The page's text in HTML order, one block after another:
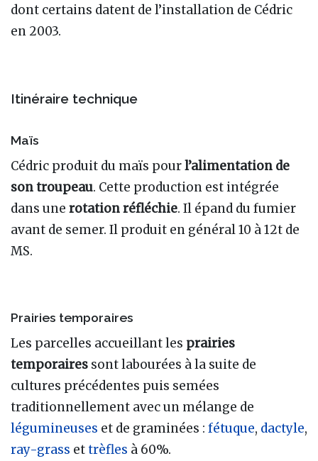
dont certains datent de l’installation de Cédric
en 2003.
Itinéraire technique
Maïs
Cédric produit du maïs pourl’alimentation de
son troupeau. Cette production est intégrée
dans une rotation réfléchie. Il épand du fumier
avant de semer. Il produit en général 10 à 12t de
MS.
Prairies temporaires
Les parcelles accueillant les prairies
temporaires sont labourées à la suite de
cultures précédentes puis semées
traditionnellement avec un mélange de
légumineuses et de graminées : fétuque, dactyle,
ray-grass ettrèfles à 60%.